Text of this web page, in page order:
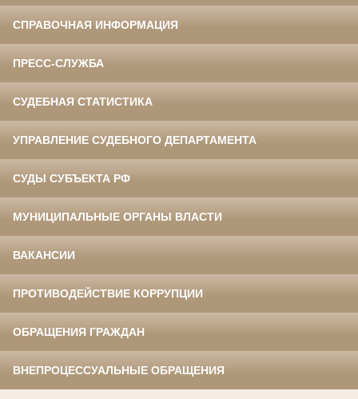
СПРАВОЧНАЯ ИНФОРМАЦИЯ
ПРЕСС-СЛУЖБА
СУДЕБНАЯ СТАТИСТИКА
УПРАВЛЕНИЕ СУДЕБНОГО ДЕПАРТАМЕНТА
СУДЫ СУБЪЕКТА РФ
МУНИЦИПАЛЬНЫЕ ОРГАНЫ ВЛАСТИ
ВАКАНСИИ
ПРОТИВОДЕЙСТВИЕ КОРРУПЦИИ
ОБРАЩЕНИЯ ГРАЖДАН
ВНЕПРОЦЕССУАЛЬНЫЕ ОБРАЩЕНИЯ